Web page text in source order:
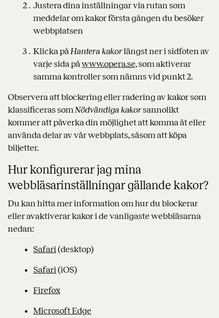
Justera dina inställningar via rutan som
meddelar om kakor första gången du besöker
webbplatsen
Klicka påHantera kakorlängst ner i sidfoten av
varje sida påwww.opera.se,som aktiverar
samma kontroller som nämns vid punkt 2.
Observera att blockering eller radering av kakor som
klassificeras somNödvändiga kakorsannolikt
kommer att påverka din möjlighet att komma åt eller
använda delar av vår webbplats, såsom att köpa
biljetter.
Hur konfigurerar jag mina
webbläsarinställningar gällande kakor?
Du kan hitta mer information om hur du blockerar
eller avaktiverar kakor i de vanligaste webbläsarna
nedan:
Safari(desktop)
Safari(iOS)
Firefox
Microsoft Edge